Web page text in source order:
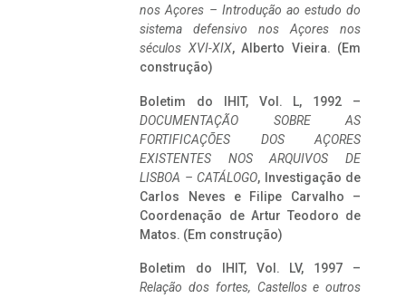
nos Açores – Introdução ao estudo do
sistema defensivo nos Açores nos
séculos XVI-XIX, Alberto Vieira. (Em
construção)
Boletim do IHIT, Vol. L, 1992 –
DOCUMENTAÇÃO SOBRE AS
FORTIFICAÇÕES DOS AÇORES
EXISTENTES NOS ARQUIVOS DE
LISBOA – CATÁLOGO, Investigação de
Carlos Neves e Filipe Carvalho –
Coordenação de Artur Teodoro de
Matos. (Em construção)
Boletim do IHIT, Vol. LV, 1997 –
Relação dos fortes, Castellos e outros